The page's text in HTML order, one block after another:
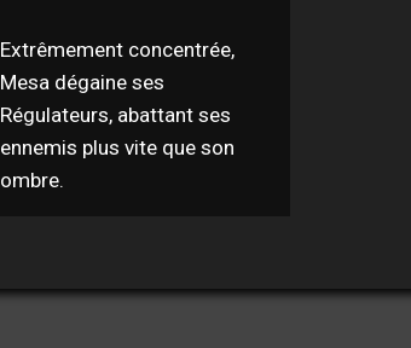
Extrêmement concentrée,
Mesa dégaine ses
Régulateurs, abattant ses
ennemis plus vite que son
ombre.